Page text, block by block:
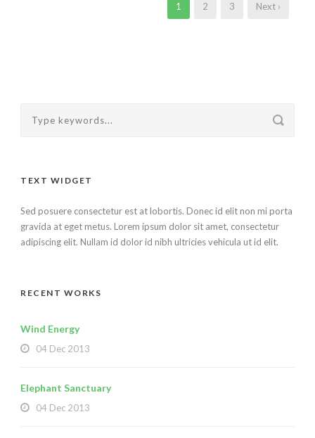
1 2 3 Next ›
TEXT WIDGET
Sed posuere consectetur est at lobortis. Donec id elit non mi porta
gravida at eget metus. Lorem ipsum dolor sit amet, consectetur
adipiscing elit. Nullam id dolor id nibh ultricies vehicula ut id elit.
RECENT WORKS
Wind Energy
04 Dec 2013
Elephant Sanctuary
04 Dec 2013